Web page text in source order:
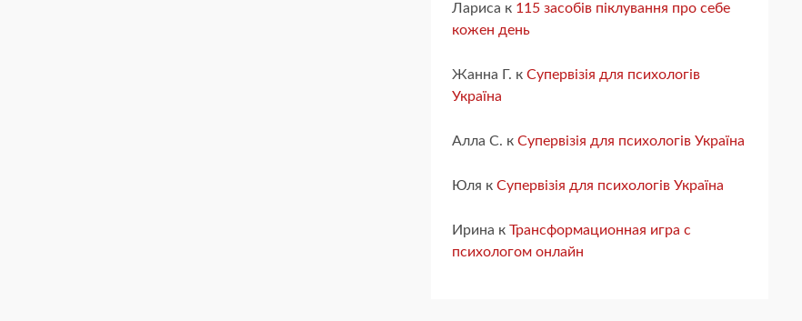
Лариса к 115 засобів піклування про себе
кожен день
Жанна Г. к Супервізія для психологів
Україна
Алла С. к Супервізія для психологів Україна
Юля к Супервізія для психологів Україна
Ирина к Трансформационная игра с
психологом онлайн